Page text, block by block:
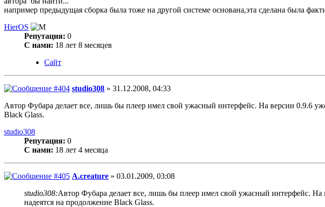
например предыдущая сборка была тоже на другой системе основана,эта сделана была
HierOS
Репутация: 0
С нами: 18 лет 8 месяцев
Сайт
studio308 » 31.12.2008, 04:33
Автор Фубара делает все, лишь бы плеер имел свой ужасный интерфейс. На версии 0.9.6
Black Glass.
studio308
Репутация: 0
С нами: 18 лет 4 месяца
A.creature » 03.01.2009, 03:08
studio308:Автор Фубара делает все, лишь бы плеер имел свой ужасный интерфейс.
надеятся на продолжение Black Glass.